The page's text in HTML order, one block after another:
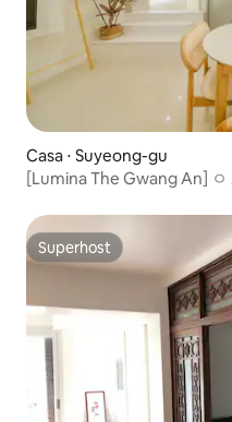
Casa ⋅ Suyeong-gu
[Lumina The Gwang An] ㅇ
Superhost
Superhost